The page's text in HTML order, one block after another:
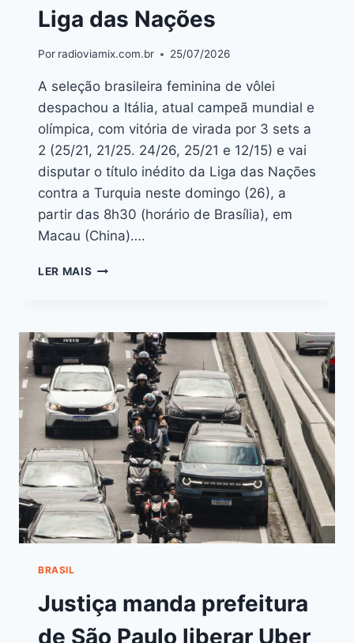
Liga das Nações
Por radioviamix.com.br 25/07/2026
A seleção brasileira feminina de vôlei
despachou a Itália, atual campeã mundial e
olímpica, com vitória de virada por 3 sets a
2 (25/21, 21/25. 24/26, 25/21 e 12/15) e vai
disputar o título inédito da Liga das Nações
contra a Turquia neste domingo (26), a
partir das 8h30 (horário de Brasília), em
Macau (China)….
LER MAIS
BRASIL
Justiça manda prefeitura
de São Paulo liberar Uber